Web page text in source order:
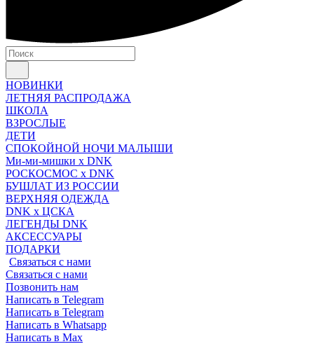
НОВИНКИ
ЛЕТНЯЯ РАСПРОДАЖА
ШКОЛА
ВЗРОСЛЫЕ
ДЕТИ
СПОКОЙНОЙ НОЧИ МАЛЫШИ
Ми-ми-мишки x DNK
РОСКОСМОС x DNK
БУШЛАТ ИЗ РОССИИ
ВЕРХНЯЯ ОДЕЖДА
DNK x ЦСКА
ЛЕГЕНДЫ DNK
АКСЕССУАРЫ
ПОДАРКИ
Связаться с нами
Связаться с нами
Позвонить нам
Написать в Telegram
Написать в Telegram
Написать в Whatsapp
Написать в Max